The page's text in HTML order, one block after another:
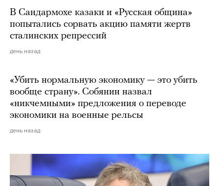
В Сандармохе казаки и «Русская община»
попытались сорвать акцию памяти жертв
сталинских репрессий
день назад
«Убить нормальную экономику — это убить
вообще страну». Собянин назвал
«никчемными» предложения о переводе
экономики на военные рельсы
день назад